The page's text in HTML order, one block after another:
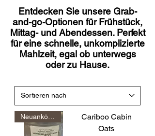
Entdecken Sie unsere Grab-
and-go-Optionen für Frühstück,
Mittag- und Abendessen. Perfekt
für eine schnelle, unkomplizierte
Mahlzeit, egal ob unterwegs
oder zu Hause.
Cariboo Cabin
Oats